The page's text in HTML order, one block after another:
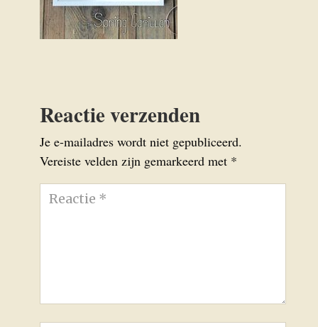
Reactie verzenden
Je e-mailadres wordt niet gepubliceerd.
Vereiste velden zijn gemarkeerd met *